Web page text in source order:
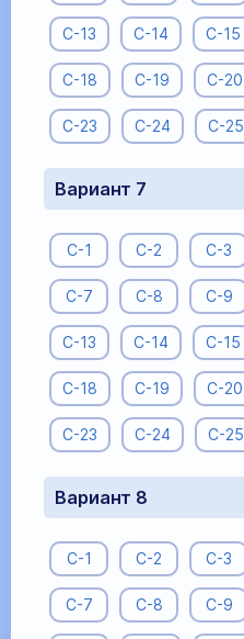
С-13 С-14 С-15
С-18 С-19 С-20
С-23 С-24 С-25
Вариант 7
С-1 С-2 С-3
С-7 С-8 С-9
С-13 С-14 С-15
С-18 С-19 С-20
С-23 С-24 С-25
Вариант 8
С-1 С-2 С-3
С-7 С-8 С-9